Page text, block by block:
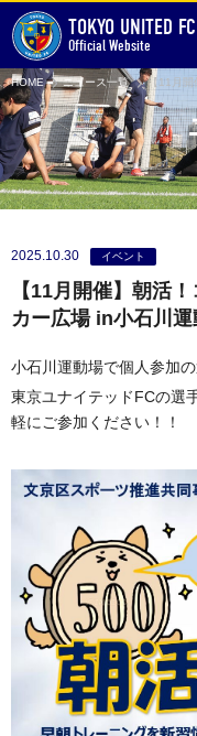
TOKYO UNITED FC
Official Website
HOME ニュース一覧
2025.10.30 イベント
【11月開催】朝活
カー広場 in小石川運
小石川運動場で個人参加
東京ユナイテッドFCの選
軽にご参加ください！！